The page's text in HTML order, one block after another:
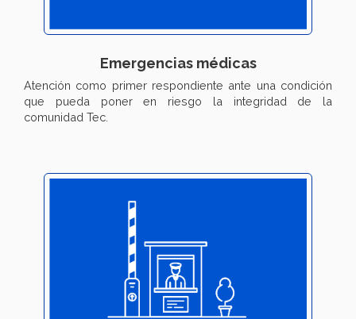
Emergencias médicas
Atención como primer respondiente ante una condición
que pueda poner en riesgo la integridad de la
comunidad Tec.